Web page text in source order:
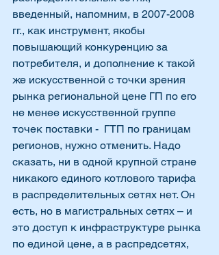
введенный, напомним, в 2007-2008
гг., как инструмент, якобы
повышающий конкуренцию за
потребителя, и дополнение к такой
же искусственной с точки зрения
рынка региональной цене ГП по его
не менее искусственной группе
точек поставки -  ГТП по границам
регионов, нужно отменить. Надо
сказать, ни в одной крупной стране
никакого единого котлового тарифа
в распределительных сетях нет. Он
есть, но в магистральных сетях – и
это доступ к инфраструктуре рынка
по единой цене, а в распредсетях,